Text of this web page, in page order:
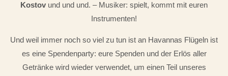
Kostov und und und. – Musiker: spielt, kommt mit euren
Instrumenten!
Und weil immer noch so viel zu tun ist an Havannas Flügeln ist
es eine Spendenparty: eure Spenden und der Erlös aller
Getränke wird wieder verwendet, um einen Teil unseres